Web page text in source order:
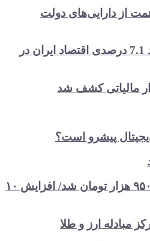
فقط ۴ همت از دارایی‌های دولت
مرکز آمار از رشد 7.1 درصدی اقتصاد ایران در
پیشرو است؟
قیمت سکه ۲۸ میلیون و ۹۵۰ هزار تومان شد/ افزایش ۱۰
ارز و طلا